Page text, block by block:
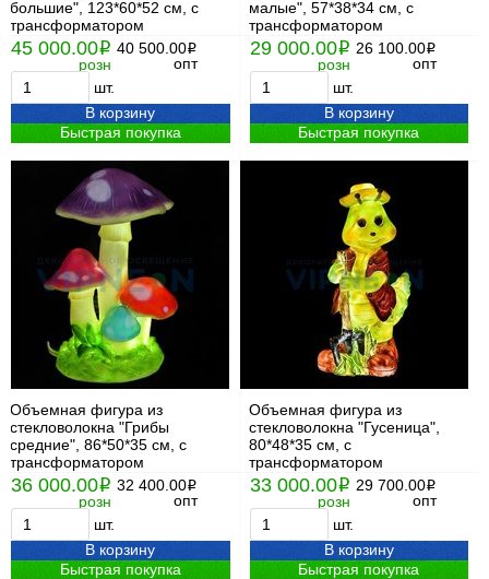
большие", 123*60*52 см, с
трансформатором
45 000.00i
розн
40 500.00i
опт
шт.
В корзину
Быстрая покупка
малые", 57*38*34 см, с
трансформатором
29 000.00i
розн
26 100.00i
опт
шт.
В корзину
Быстрая покупка
Объемная фигура из
стекловолокна "Грибы
средние", 86*50*35 см, с
трансформатором
36 000.00i
розн
32 400.00i
опт
шт.
В корзину
Быстрая покупка
Объемная фигура из
стекловолокна "Гусеница",
80*48*35 см, с
трансформатором
33 000.00i
розн
29 700.00i
опт
шт.
В корзину
Быстрая покупка